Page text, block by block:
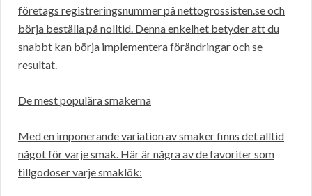
företags registreringsnummer på nettogrossisten.se och
börja beställa på nolltid. Denna enkelhet betyder att du
snabbt kan börja implementera förändringar och se
resultat.
De mest populära smakerna
Med en imponerande variation av smaker finns det alltid
något för varje smak. Här är några av de favoriter som
tillgodoser varje smaklök: